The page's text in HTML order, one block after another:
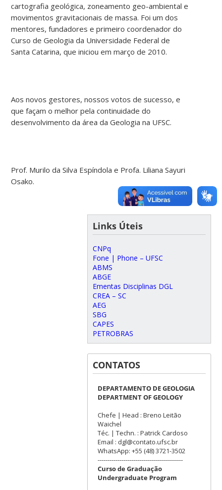
cartografia geológica, zoneamento geo-ambiental e
movimentos gravitacionais de massa. Foi um dos
mentores, fundadores e primeiro coordenador do
Curso de Geologia da Universidade Federal de
Santa Catarina, que iniciou em março de 2010.
Aos novos gestores, nossos votos de sucesso, e
que façam o melhor pela continuidade do
desenvolvimento da área da Geologia na UFSC.
Prof. Murilo da Silva Espíndola e Profa. Liliana Sayuri
Osako.
Links Úteis
CNPq
Fone | Phone – UFSC
ABMS
ABGE
Ementas Disciplinas DGL
CREA – SC
AEG
SBG
CAPES
PETROBRAS
CONTATOS
DEPARTAMENTO DE GEOLOGIA
DEPARTMENT OF GEOLOGY
Chefe | Head : Breno Leitão
Waichel
Téc. | Techn. : Patrick Cardoso
Email : dgl@contato.ufsc.br
WhatsApp: +55 (48) 3721-3502
-------------------------------------------
Curso de Graduação
Undergraduate Program